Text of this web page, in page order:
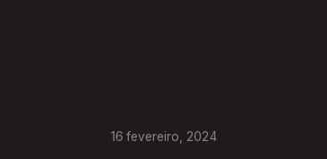
16 fevereiro 2024